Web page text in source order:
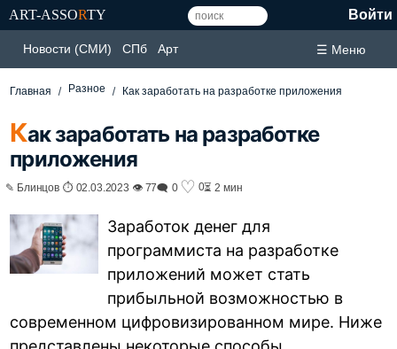
ART-ASSORTY Войти
Новости (СМИ) СПб Арт ☰ Меню
Главная Разное Как заработать на разработке приложения
Как заработать на разработке
приложения
✎ Блинцов ⏱ 02.03.2023 👁 77🗨 0 ♡ 0⏳ 2 мин
Заработок денег для
программиста на разработке
приложений может стать
прибыльной возможностью в
современном цифровизированном мире. Ниже